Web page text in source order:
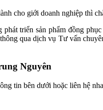
cho giới doanh nghiệp thì
phát triển sản phẩm đồng
qua dịch vụ Tư vấn
Nguyên
tin bên dưới hoặc liên hệ